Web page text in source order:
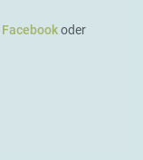
Facebookoder